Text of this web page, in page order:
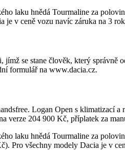
laku hnědá Tourmaline za
v ceně vozu navíc záruka na 3
se stane člověk, který správně
formulář na www.dacia.cz.
Logan Open s klimatizací
verze 204 900 Kč, příplatek za
laku hnědá Tourmaline za
Pro všechny modely Dacia je v